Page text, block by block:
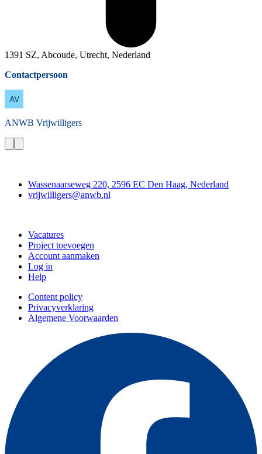
1391 SZ, Abcoude, Utrecht, Nederland
Contactpersoon
ANWB Vrijwilligers
Wassenaarseweg 220, 2596 EC Den Haag, Nederland
vrijwilligers@anwb.nl
Vacatures
Project toevoegen
Account aanmaken
Log in
Help
Content policy
Privacyverklaring
Algemene Voorwaarden